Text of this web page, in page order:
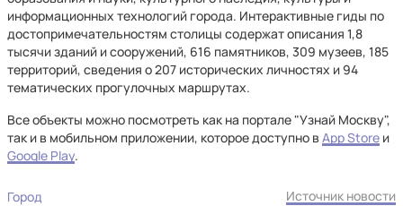
информационных технологий города. Интерактивные гиды по
достопримечательностям столицы содержат описания 1,8
тысячи зданий и сооружений, 616 памятников, 309 музеев, 185
территорий, сведения о 207 исторических личностях и 94
тематических прогулочных маршрутах.
Все объекты можно посмотреть как на портале "Узнай Москву",
так и в мобильном приложении, которое доступно в App Store и
Google Play.
Город Источник новости